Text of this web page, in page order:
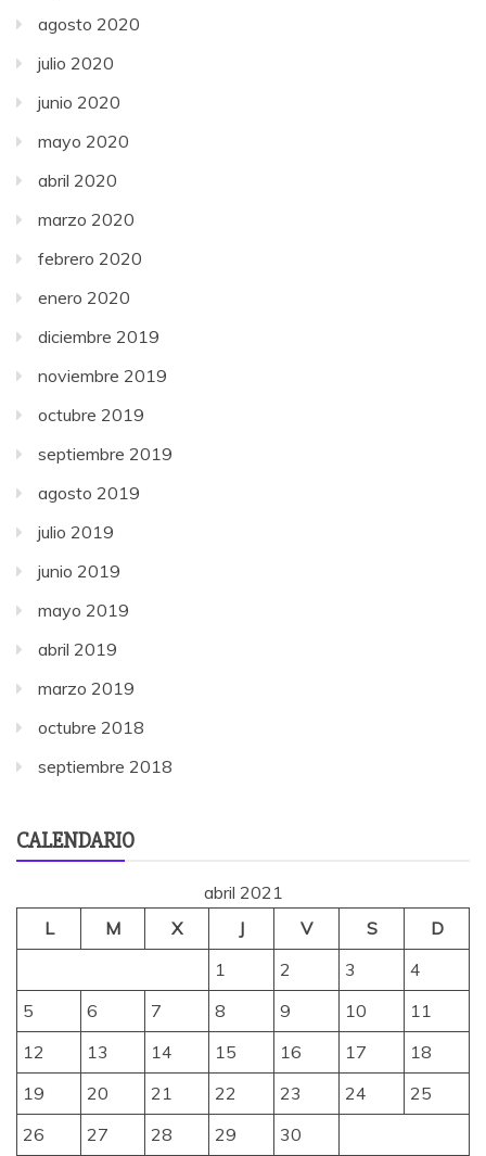
agosto 2020
julio 2020
junio 2020
mayo 2020
abril 2020
marzo 2020
febrero 2020
enero 2020
diciembre 2019
noviembre 2019
octubre 2019
septiembre 2019
agosto 2019
julio 2019
junio 2019
mayo 2019
abril 2019
marzo 2019
octubre 2018
septiembre 2018
CALENDARIO
abril 2021
L
M X J V S
D
1
2 3
4
5
6 7 8 9 10
11
12
13 14 15 16 17
18
19
20 21 22 23 24
25
26
27 28 29 30